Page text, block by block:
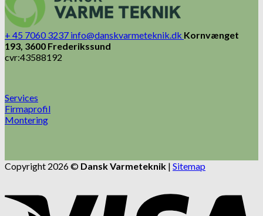
+ 45 7060 3237 info@danskvarmeteknik.dk Kornvænget
193, 3600 Frederikssund
cvr:43588192
Services
Firmaprofil
Montering
Copyright 2026 © Dansk Varmeteknik | Sitemap